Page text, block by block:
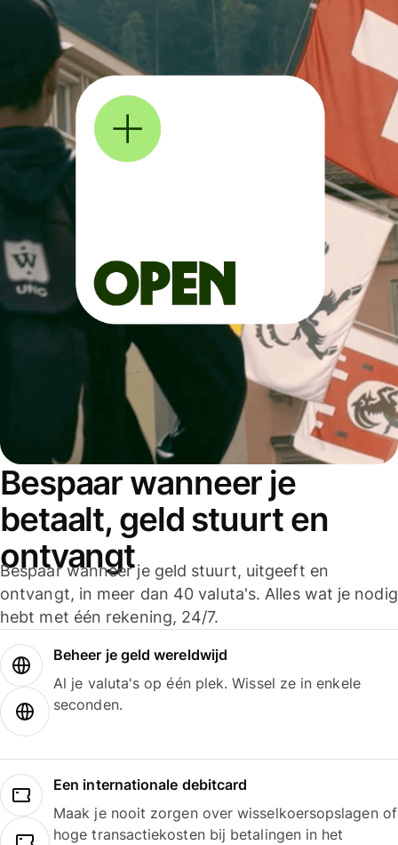
Bespaar wanneer je
betaalt, geld stuurt en
ontvangt
Bespaar wanneer je geld stuurt, uitgeeft en
ontvangt, in meer dan 40 valuta's. Alles wat je nodig
hebt met één rekening, 24/7.
Beheer je geld wereldwijd
Al je valuta's op één plek. Wissel ze in enkele
seconden.
Een internationale debitcard
Maak je nooit zorgen over wisselkoersopslagen of
hoge transactiekosten bij betalingen in het